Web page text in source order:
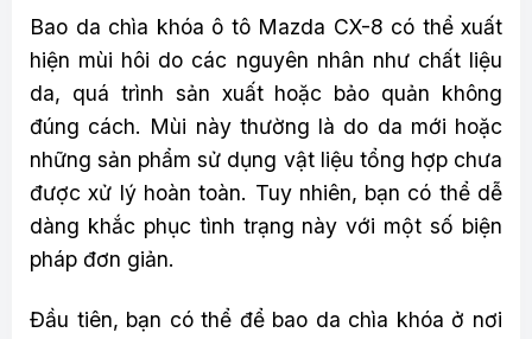
Bao da chìa khóa ô tô Mazda CX-8 có thể xuất
hiện mùi hôi do các nguyên nhân như chất liệu
da, quá trình sản xuất hoặc bảo quản không
đúng cách. Mùi này thường là do da mới hoặc
những sản phẩm sử dụng vật liệu tổng hợp chưa
được xử lý hoàn toàn. Tuy nhiên, bạn có thể dễ
dàng khắc phục tình trạng này với một số biện
pháp đơn giản.
Đầu tiên, bạn có thể để bao da chìa khóa ở nơi